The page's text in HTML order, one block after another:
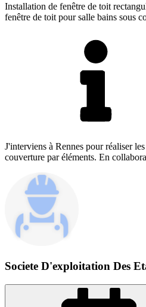
Installation de fenêtre de toit
fenêtre de toit pour salle bains sous
J'interviens à Rennes pour réaliser
couverture par éléments. En
Societe D'exploitation Des